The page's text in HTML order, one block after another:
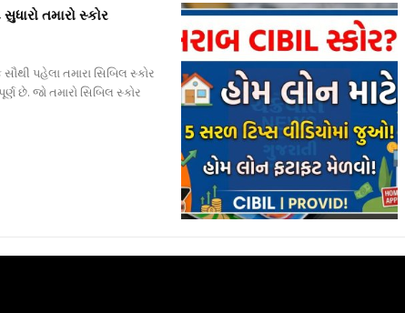
તમારો સ્કોર
પહેલા તમારા સિબિલ સ્કોર
છે. જો તમારો સિબિલ સ્કોર